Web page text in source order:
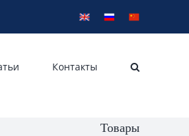
EnglishРусский
中
Контакты
Товары